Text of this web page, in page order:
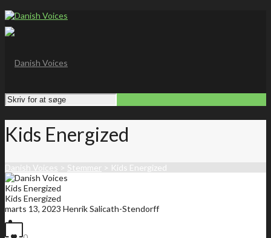
Forside
Kids Energized
Danish Voices > Stemmer > Kids Energized
Kids Energized
Kids Energized
marts 13, 2023 Henrik Salicath-Stendorff